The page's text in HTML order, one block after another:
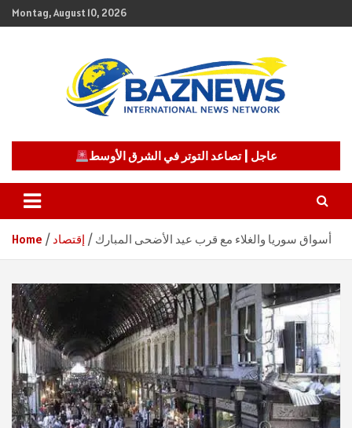
Skip
to
Montag, August 10, 2026
BAZNEWS
عاجل | تصاعد التوتر في الشرق الأوسط
Home إقتصاد أسواق سوريا والغلاء مع قرب عيد الأضحى المبارك